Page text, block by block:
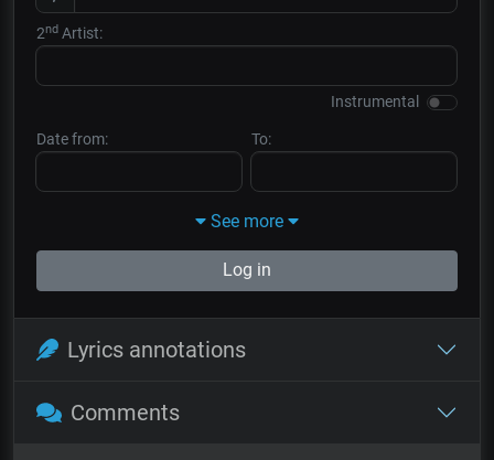
2nd Artist:
Instrumental
Date from: To:
See more
Log in
Lyrics annotations
Comments